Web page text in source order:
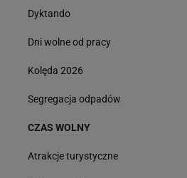
Dyktando
Dni wolne od pracy
Kolęda 2026
Segregacja odpadów
CZAS WOLNY
Atrakcje turystyczne